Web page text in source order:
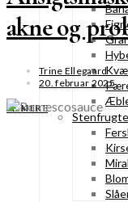
akne og
Trine Ellegaard
20. februar 2025
SE MERE